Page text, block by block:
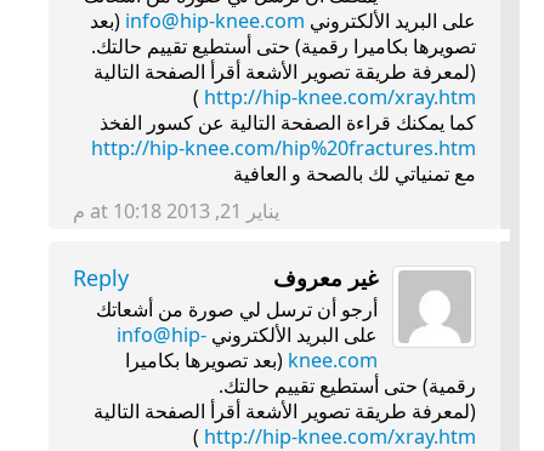
على البريد الألكتروني info@hip-knee.com (بعد
تصويرها بكاميرا رقمية) حتى أستطيع تقييم حالتك.
(لمعرفة طريقة تصوير الأشعة أقرأ الصفحة التالية
http://hip-knee.com/xray.htm
)
كما يمكنك قراءة الصفحة التالية عن كسور الفخذ
http://hip-knee.com/hip%20fractures.htm
مع تمنياتي لك بالصحة و العافية
يناير 21, 2013 at 10:18 م
غير معروف Reply
أرجو أن ترسل لي صورة من أشعاتك
على البريد الألكتروني info@hip-
knee.com (بعد تصويرها بكاميرا
رقمية) حتى أستطيع تقييم حالتك.
(لمعرفة طريقة تصوير الأشعة أقرأ الصفحة التالية
http://hip-knee.com/xray.htm
)